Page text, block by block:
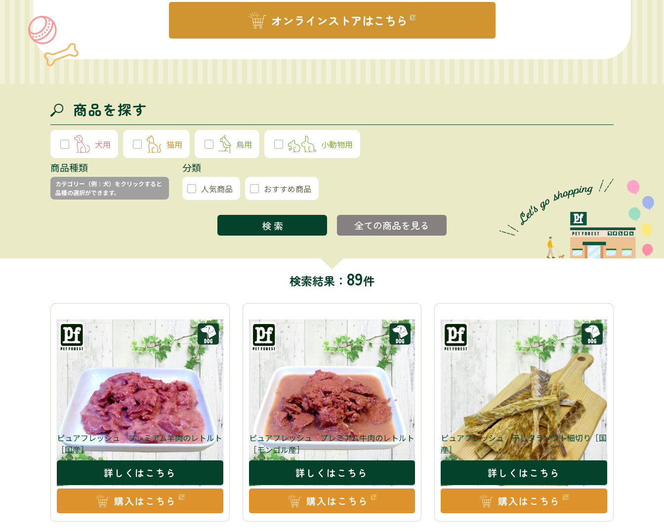
オンラインストアはこちら
商品を探す
犬用 猫用 鳥用 小動物用
商品種類
カテゴリー（例：犬）をクリックすると
品種の選択ができます。
分類
人気商品 おすすめ商品
全ての商品を見る
検索結果： 89件
ピュアフレッシュ プレミアム羊肉のレトルト
［国産］
詳しくはこちら
購入はこちら
ピュアフレッシュ プレミアム牛肉のレトルト
［モンゴル産］
詳しくはこちら
購入はこちら
ピュアフレッシュ 干しタラソフト細切り［国
産］
詳しくはこちら
購入はこちら